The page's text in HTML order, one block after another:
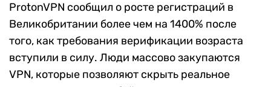
ProtonVPN сообщил о росте регистраций в
Великобритании более чем на 1400% после
того, как требования верификации возраста
вступили в силу. Люди массово закупаются
VPN, которые позволяют скрыть реальное